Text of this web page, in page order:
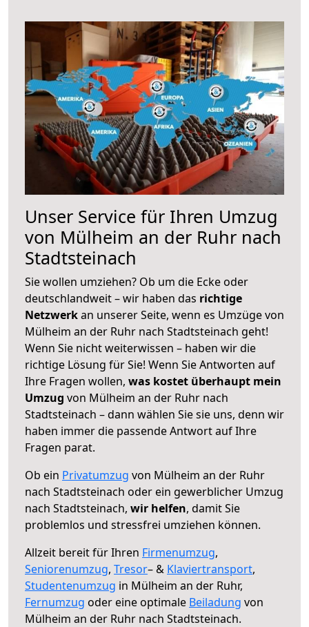
Unser Service für Ihren Umzug
von Mülheim an der Ruhr nach
Stadtsteinach
Sie wollen umziehen? Ob um die Ecke oder
deutschlandweit – wir haben das richtige
Netzwerkan unserer Seite, wenn es Umzüge von
Mülheim an der Ruhr nach Stadtsteinach geht!
Wenn Sie nicht weiterwissen – haben wir die
richtige Lösung für Sie! Wenn Sie Antworten auf
Ihre Fragen wollen, was kostet überhaupt mein
Umzug von Mülheim an der Ruhr nach
Stadtsteinach – dann wählen Sie sie uns, denn wir
haben immer die passende Antwort auf Ihre
Fragen parat.
Ob ein Privatumzug von Mülheim an der Ruhr
nach Stadtsteinach oder ein gewerblicher Umzug
nach Stadtsteinach, wir helfen, damit Sie
problemlos und stressfrei umziehen können.
Allzeit bereit für Ihren Firmenumzug,
Seniorenumzug, Tresor– & Klaviertransport,
Studentenumzug in Mülheim an der Ruhr,
Fernumzug oder eine optimale Beiladung von
Mülheim an der Ruhr nach Stadtsteinach.